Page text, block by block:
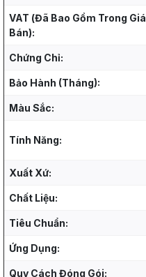
VAT (Đã Bao Gồm Trong Giá
Bán):
Chứng Chỉ:
Bảo Hành (Tháng):
Màu Sắc:
Tính Năng:
Xuất Xứ:
Chất Liệu:
Tiêu Chuẩn:
Ứng Dụng:
Quy Cách Đóng Gói: